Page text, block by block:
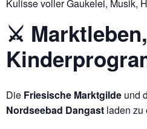
Kulisse voller Gaukelei, Musik,
⚔️
Die Friesische Marktgilde und
Nordseebad Dangast laden zu